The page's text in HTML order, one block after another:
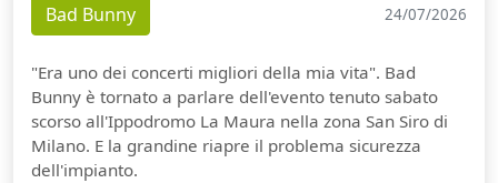
Bad Bunny 24/07/2026
"Era uno dei concerti migliori della mia vita". Bad
Bunny è tornato a parlare dell'evento tenuto sabato
scorso all'Ippodromo La Maura nella zona San Siro di
Milano. E la grandine riapre il problema sicurezza
dell'impianto.